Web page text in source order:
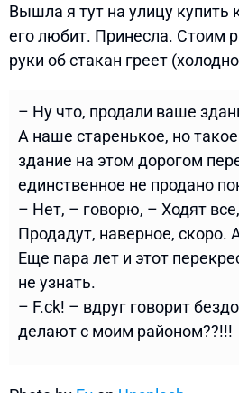
Вышла я тут на улицу купить
его любит. Принесла. Стоим
руки об стакан греет
– Ну что, продали ваше
А наше старенькое, но
здание на этом дорогом
единственное не продано
– Нет, – говорю, – Ходят
Продадут, наверное, скоро.
Еще пара лет и этот
не узнать.
– F.ck! – вдруг говорит
делают с моим районом??!!!